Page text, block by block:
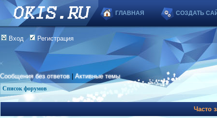
ГЛАВНАЯ СОЗДАТЬ
Вход Регистрация
Сообщения без ответов |Активные темы
Список форумов
Часто